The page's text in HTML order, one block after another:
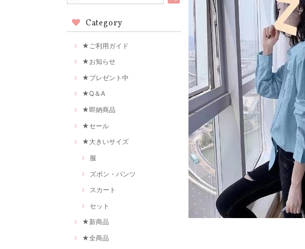
Category
★ご利用ガイド
★お知らせ
★プレゼント中
★Q＆A
★即納商品
★セール
★大きいサイズ
服
ズボン・パンツ
スカート
セット
★新商品
★全商品